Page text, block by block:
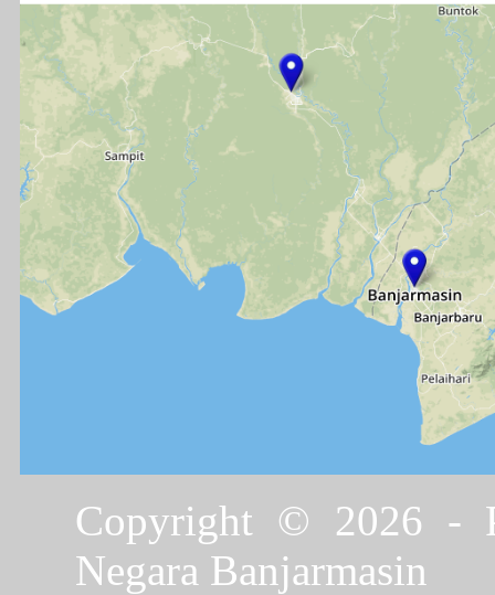
Copyright © 2026 -
Negara Banjarmasin